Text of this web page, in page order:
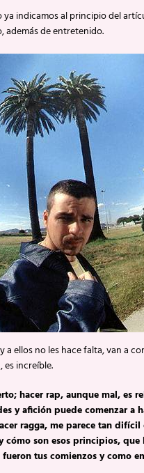
ya indicamos al principio del
además de entretenido.
a ellos no les hace falta, van a
es increíble.
hacer rap, aunque mal, es
y afición puede comenzar a
ragga, me parece tan
cómo son esos principios,
fueron tus comienzos y como